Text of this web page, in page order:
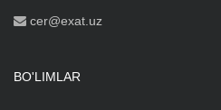
cer@exat.uz
BO'LIMLAR